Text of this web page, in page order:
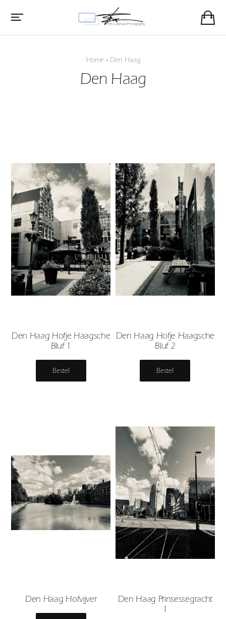
Home » Den Haag
Den Haag
Den Haag Hofje Haagsche
Bluf 1
Bestel
Den Haag Hofje Haagsche
Bluf 2
Bestel
Den Haag Hofvijver
Den Haag Prinsessegracht
1